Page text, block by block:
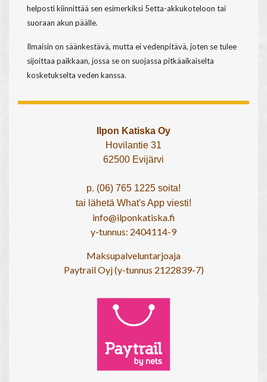
helposti kiinnittää sen esimerkiksi 5etta-akkukoteloon tai
suoraan akun päälle.
Ilmaisin on säänkestävä, mutta ei vedenpitävä, joten se tulee
sijoittaa paikkaan, jossa se on suojassa pitkäaikaiselta
kosketukselta veden kanssa.
Ilpon Katiska Oy
Hovilantie 31
62500 Evijärvi
p. (06) 765 1225 soita!
tai lähetä What's App viesti!
info@ilponkatiska.fi
y-tunnus: 2404114-9
Maksupalveluntarjoaja
Paytrail Oyj (y-tunnus 2122839-7)